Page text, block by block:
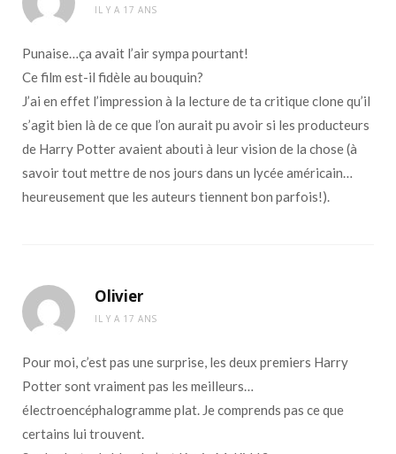
IL Y A 17 ANS
Punaise…ça avait l’air sympa pourtant!
Ce film est-il fidèle au bouquin?
J’ai en effet l’impression à la lecture de ta critique clone qu’il
s’agit bien là de ce que l’on aurait pu avoir si les producteurs
de Harry Potter avaient abouti à leur vision de la chose (à
savoir tout mettre de nos jours dans un lycée américain…
heureusement que les auteurs tiennent bon parfois!).
Olivier
IL Y A 17 ANS
Pour moi, c’est pas une surprise, les deux premiers Harry
Potter sont vraiment pas les meilleurs…
électroencéphalogramme plat. Je comprends pas ce que
certains lui trouvent.